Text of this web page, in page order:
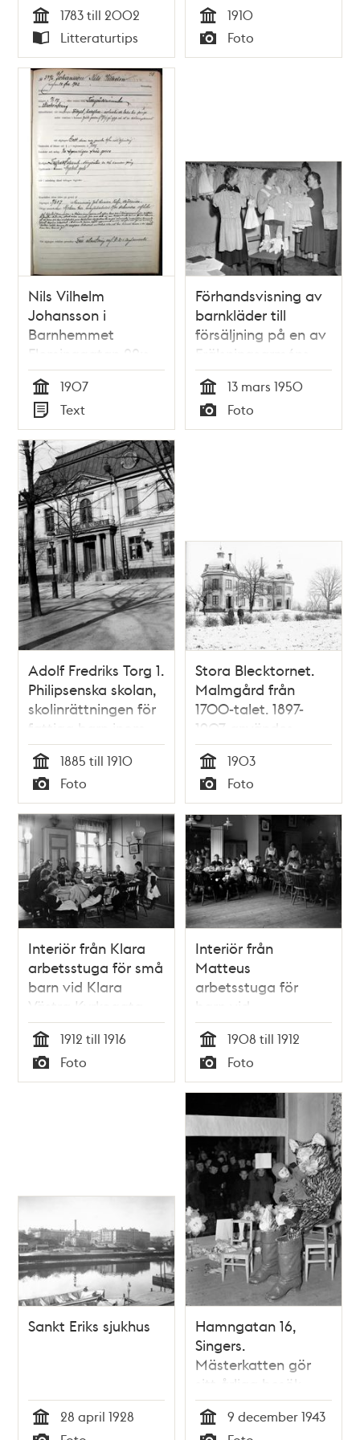
Tid
1783 till 2002
Typ
Litteraturtips
lagar mat.
Tid
1910
Typ
Foto
Nils Vilhelm
Johansson i
Barnhemmet
Fleminggatan 22:s
inskrivningsjournal
1907
Tid
1907
Typ
Text
Förhandsvisning av
barnkläder till
försäljning på en av
Frälsningsarméns
slumstationer
Tid
13 mars 1950
Typ
Foto
Adolf Fredriks Torg 1.
Philipsenska skolan,
skolinrättningen för
fattiga barn inom
Maria Magdalena
församling.
Nuvarande
Mariatorget 1
Tid
1885 till 1910
Typ
Foto
Stora Blecktornet.
Malmgård från
1700-talet. 1897-
1907 användes
gården av
socialvården som
hem för vanartiga
barn (kallades
Skolkarehemmet).
Dåv. kv. Betet.
Tid
1903
Typ
Foto
Interiör från Klara
arbetsstuga för små
barn vid Klara
Västra Kyrkogata
20.
Tid
1912 till 1916
Typ
Foto
Interiör från
Matteus
arbetsstuga för
barn vid
Karlbergsvägen 40.
Tid
1908 till 1912
Typ
Foto
Sankt Eriks sjukhus
Tid
28 april 1928
Hamngatan 16,
Singers.
Mästerkatten gör
sitt årliga besök.
Många barn hade
kommit för att ge
Tid
9 december 1943